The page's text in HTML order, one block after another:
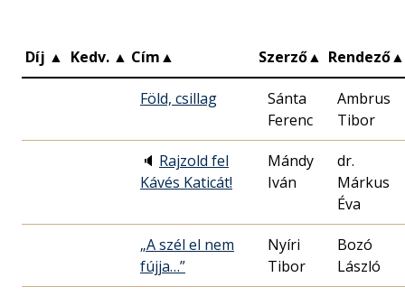
Díj ▲ Kedv. ▲ Cím▲ Szerző▲ Rendező▲
Föld, csillag
Sánta
Ferenc
Ambrus
Tibor
🔈 Rajzold fel
Kávés Katicát!
Mándy
Iván
dr.
Márkus
Éva
„A szél el nem
fújja…”
Nyíri
Tibor
Bozó
László